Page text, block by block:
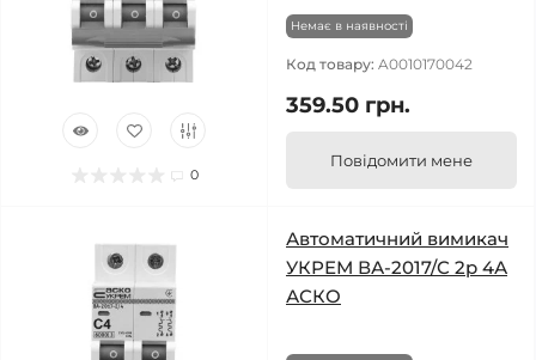
0
Немає в наявності
Код товару: A0010170042
359.50 грн.
Повідомити мене
Автоматичний вимикач
УКРЕМ ВА-2017/С 2р 4А
АСКО